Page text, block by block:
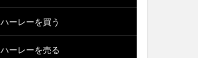
ハーレーを買う
ハーレーを売る